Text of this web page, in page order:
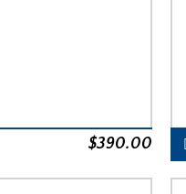
$390.00